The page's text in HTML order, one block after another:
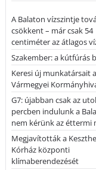
A Balaton vízszintje
csökkent – már csak 54
centiméter az átlagos
Szakember: a kútfúrás
Keresi új munkatársait
Vármegyei
G7: újabban csak az
percben indulunk a
nem kérünk az éttermi
Megjavították a
Kórház központi
klímaberendezését